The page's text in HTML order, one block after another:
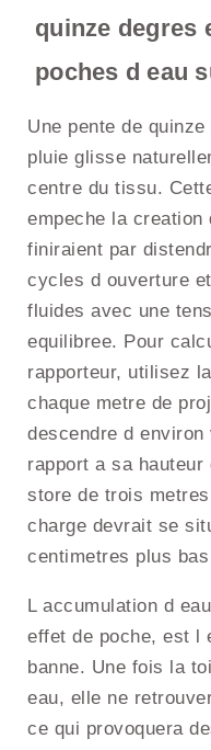
quinze degres
poches d eau
Une pente de
pluie glisse
centre du tissu.
empeche la creation
finiraient par
cycles d ouverture
fluides avec une
equilibree. Pour
rapporteur, utilisez
chaque metre de
descendre d
rapport a sa
store de trois
charge devrait se
centimetres plus
L accumulation d
effet de poche, est l
banne. Une fois la
eau, elle ne
ce qui provoquera